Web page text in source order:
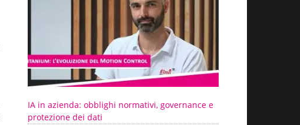
IA in azienda: obblighi normativi, governance e
protezione dei dati